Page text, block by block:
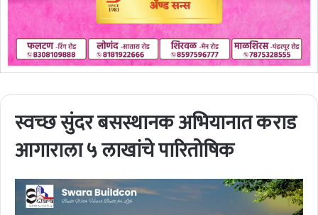
स्वच्छ सुंदर बसस्थानक अभियानात कराड
आगाराला ५ लाखांचे पारितोषिक